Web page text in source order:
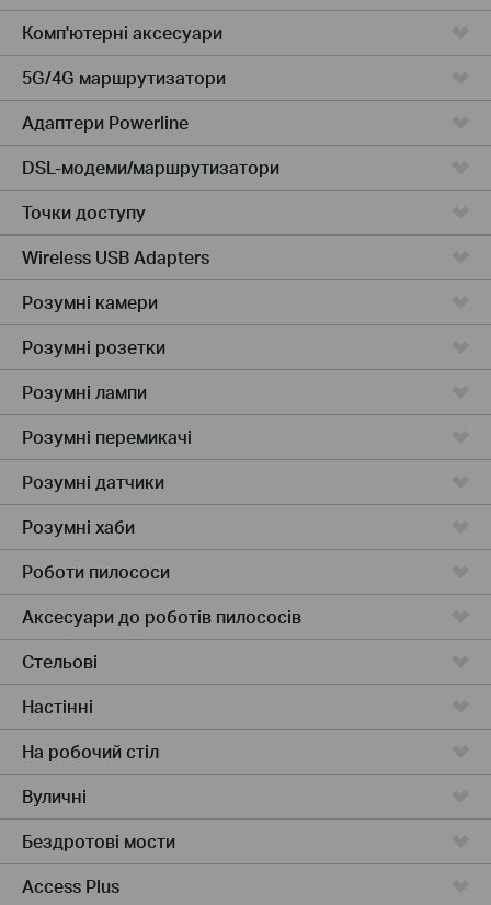
Комп'ютернi аксесуари
5G/4G маршрутизатори
Адаптери Powerline
DSL-модеми/маршрутизатори
Точки доступу
Wireless USB Adapters
Розумні камери
Розумні розетки
Розумнi лампи
Розумні перемикачі
Розумні датчики
Розумні хаби
Роботи пилососи
Аксесуари до роботів пилососів
Стельові
Настінні
На робочий стіл
Вуличні
Бездротові мости
Access Plus